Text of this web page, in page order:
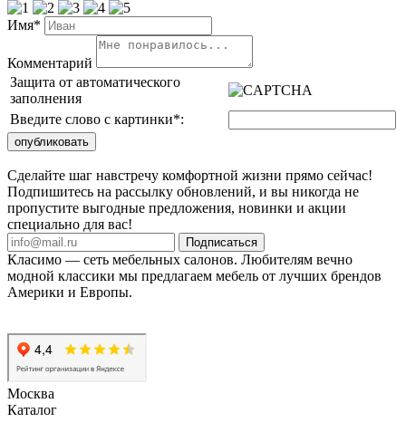
Имя*
Комментарий
Защита от автоматического
заполнения
Введите слово с картинки*:
Сделайте шаг навстречу комфортной жизни прямо сейчас!
Подпишитесь на рассылку обновлений, и вы никогда не
пропустите выгодные предложения, новинки и акции
специально для вас!
Подписаться
Класимо — cеть мебельных салонов. Любителям вечно
модной классики мы предлагаем мебель от лучших брендов
Америки и Европы.
Москва
Каталог